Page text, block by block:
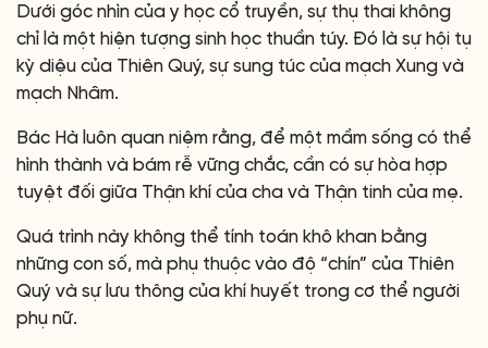
Dưới góc nhìn của y học cổ truyền, sự thụ thai không
chỉ là một hiện tượng sinh học thuần túy. Đó là sự hội tụ
kỳ diệu của Thiên Quý, sự sung túc của mạch Xung và
mạch Nhâm.
Bác Hà luôn quan niệm rằng, để một mầm sống có thể
hình thành và bám rễ vững chắc, cần có sự hòa hợp
tuyệt đối giữa Thận khí của cha và Thận tinh của mẹ.
Quá trình này không thể tính toán khô khan bằng
những con số, mà phụ thuộc vào độ “chín” của Thiên
Quý và sự lưu thông của khí huyết trong cơ thể người
phụ nữ.